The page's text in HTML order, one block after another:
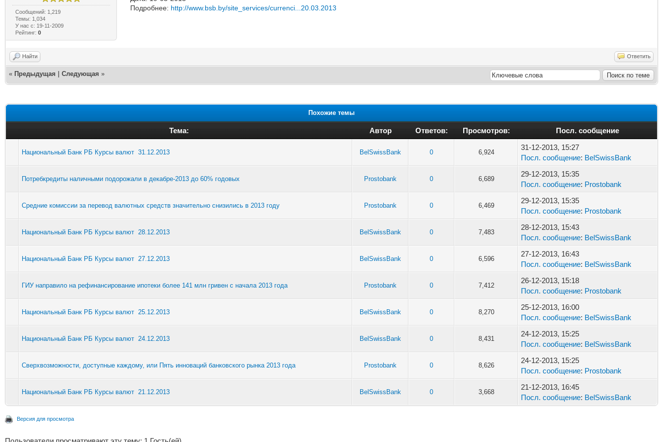
Сообщений: 1,219
Темы: 1,034
У нас с: 19-11-2009
Рейтинг:0
Подробнее: http://www.bsb.by/site_services/currenci...20.03.2013
Найти Ответить
« Предыдущая Следующая »
Похожие темы
Тема: Автор Ответов: Просмотров: Посл. сообщение
Национальный Банк РБ Курсы валют 31.12.2013 BelSwissBank 0 6,924
31-12-2013, 15:27
Посл. сообщение: BelSwissBank
Потребкредиты наличными подорожали в декабре-2013 до 60% годовых Prostobank 0 6,689
29-12-2013, 15:35
Посл. сообщение: Prostobank
Средние комиссии за перевод валютных средств значительно снизились в 2013 году Prostobank 0 6,469
29-12-2013, 15:35
Посл. сообщение: Prostobank
Национальный Банк РБ Курсы валют 28.12.2013 BelSwissBank 0 7,483
28-12-2013, 15:43
Посл. сообщение: BelSwissBank
Национальный Банк РБ Курсы валют 27.12.2013 BelSwissBank 0 6,596
27-12-2013, 16:43
Посл. сообщение: BelSwissBank
ГИУ направило на рефинансирование ипотеки более 141 млн гривен с начала 2013 года Prostobank 0 7,412
26-12-2013, 15:18
Посл. сообщение: Prostobank
Национальный Банк РБ Курсы валют 25.12.2013 BelSwissBank 0 8,270
25-12-2013, 16:00
Посл. сообщение: BelSwissBank
Национальный Банк РБ Курсы валют 24.12.2013 BelSwissBank 0 8,431
24-12-2013, 15:25
Посл. сообщение: BelSwissBank
Сверхвозможности, доступные каждому, или Пять инноваций банковского рынка 2013 года Prostobank 0 8,626
24-12-2013, 15:25
Посл. сообщение: Prostobank
Национальный Банк РБ Курсы валют 21.12.2013 BelSwissBank 0 3,668
21-12-2013, 16:45
Посл. сообщение: BelSwissBank
Версия для просмотра